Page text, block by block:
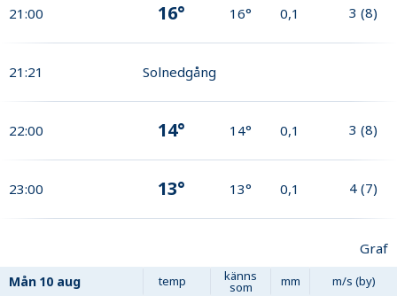
21:00 16° 16° 0,1 3 (8)
21:21 Solnedgång
22:00 14° 14° 0,1 3 (8)
23:00 13° 13° 0,1 4 (7)
Graf
Mån 10 aug temp känns
som mm m/s (by)